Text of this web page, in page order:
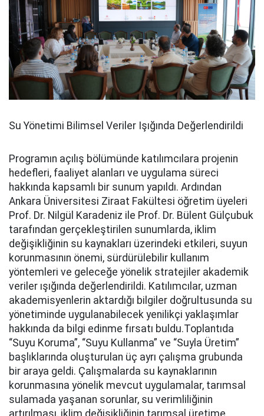
Su Yönetimi Bilimsel Veriler Işığında Değerlendirildi
Programın açılış bölümünde katılımcılara projenin
hedefleri, faaliyet alanları ve uygulama süreci
hakkında kapsamlı bir sunum yapıldı. Ardından
Ankara Üniversitesi Ziraat Fakültesi öğretim üyeleri
Prof. Dr. Nilgül Karadeniz ile Prof. Dr. Bülent Gülçubuk
tarafından gerçekleştirilen sunumlarda, iklim
değişikliğinin su kaynakları üzerindeki etkileri, suyun
korunmasının önemi, sürdürülebilir kullanım
yöntemleri ve geleceğe yönelik stratejiler akademik
veriler ışığında değerlendirildi. Katılımcılar, uzman
akademisyenlerin aktardığı bilgiler doğrultusunda su
yönetiminde uygulanabilecek yenilikçi yaklaşımlar
hakkında da bilgi edinme fırsatı buldu.Toplantıda
“Suyu Koruma”, “Suyu Kullanma” ve “Suyla Üretim”
başlıklarında oluşturulan üç ayrı çalışma grubunda
bir araya geldi. Çalışmalarda su kaynaklarının
korunmasına yönelik mevcut uygulamalar, tarımsal
sulamada yaşanan sorunlar, su verimliliğinin